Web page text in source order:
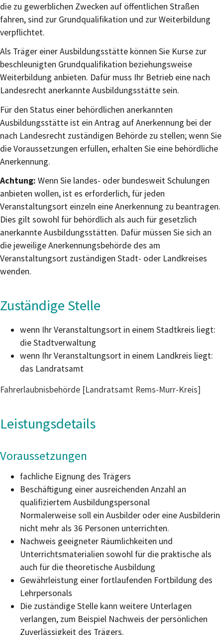
die zu gewerblichen Zwecken auf öffentlichen Straßen
fahren, sind zur Grundqualifikation und zur Weiterbildung
verpflichtet.
Als Träger einer Ausbildungsstätte können Sie Kurse zur
beschleunigten Grundqualifikation beziehungsweise
Weiterbildung anbieten. Dafür muss Ihr Betrieb eine nach
Landesrecht anerkannte Ausbildungsstätte sein.
Für den Status einer behördlichen anerkannten
Ausbildungsstätte ist ein Antrag auf Anerkennung bei der
nach Landesrecht zuständigen Behörde zu stellen; wenn Sie
die Voraussetzungen erfüllen, erhalten Sie eine behördliche
Anerkennung.
Achtung: Wenn Sie landes- oder bundesweit Schulungen
anbieten wollen, ist es erforderlich, für jeden
Veranstaltungsort einzeln eine Anerkennung zu beantragen.
Dies gilt sowohl für behördlich als auch für gesetzlich
anerkannte Ausbildungsstätten. Dafür müssen Sie sich an
die jeweilige Anerkennungsbehörde des am
Veranstaltungsort zuständigen Stadt- oder Landkreises
wenden.
Zuständige Stelle
wenn Ihr Veranstaltungsort in einem Stadtkreis liegt:
die Stadtverwaltung
wenn Ihr Veranstaltungsort in einem Landkreis liegt:
das Landratsamt
Fahrerlaubnisbehörde [Landratsamt Rems-Murr-Kreis]
Leistungsdetails
Voraussetzungen
fachliche Eignung des Trägers
Beschäftigung einer ausreichenden Anzahl an
qualifiziertem Ausbildungspersonal
Normalerweise soll ein Ausbilder oder eine Ausbilderin
nicht mehr als 36 Personen unterrichten.
Nachweis geeigneter Räumlichkeiten und
Unterrichtsmaterialien sowohl für die praktische als
auch für die theoretische Ausbildung
Gewährleistung einer fortlaufenden Fortbildung des
Lehrpersonals
Die zuständige Stelle kann weitere Unterlagen
verlangen, zum Beispiel Nachweis der persönlichen
Zuverlässigkeit des Trägers.